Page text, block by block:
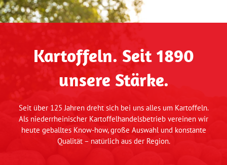
Kartoffeln. Seit 1890
unsere Stärke.
Seit über 125 Jahren dreht sich bei uns alles um Kartoffeln.
Als niederrheinischer Kartoffelhandelsbetrieb vereinen wir
heute geballtes Know-how, große Auswahl und konstante
Qualität – natürlich aus der Region.